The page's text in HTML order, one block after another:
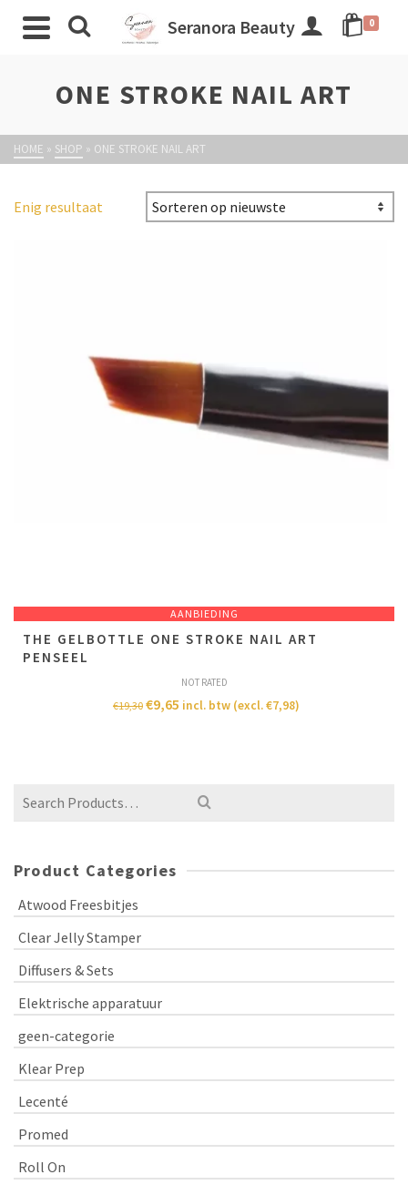
Seranora Beauty 0
ONE STROKE NAIL ART
HOME » SHOP » ONE STROKE NAIL ART
Enig resultaat
AANBIEDING
THE GELBOTTLE ONE STROKE NAIL ART
PENSEEL
NOT RATED
€19,30 €9,65 incl. btw (excl.€7,98)
Product Categories
Atwood Freesbitjes
Clear Jelly Stamper
Diffusers & Sets
Elektrische apparatuur
geen-categorie
Klear Prep
Lecenté
Promed
Roll On